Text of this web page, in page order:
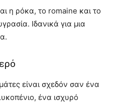
η ρόκα, το romaine και το
Ιδανικά για μια
είναι σχεδόν σαν ένα
ένα ισχυρό